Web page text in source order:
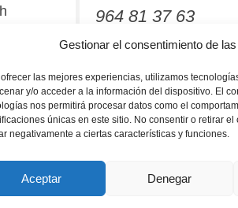
Gestionar el consentimiento de
ofrecer las mejores experiencias, utilizamos
y/o acceder a la información del dispositivo. El
nos permitirá procesar datos como el
únicas en este sitio. No consentir o retirar el
negativamente a ciertas características y funciones.
Aceptar Denegar
964 81 37 63